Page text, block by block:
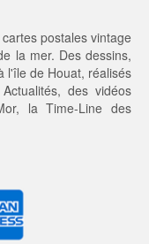
postales vintage
la mer. Des dessins,
l'île de Houat, réalisés
Actualités, des vidéos
, laTime-Line des